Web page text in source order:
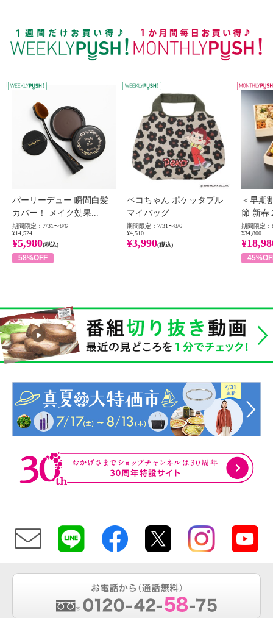
WEEKLY PUSH
パーリーデュー 瞬間白髪
カバー！ メイク効果...
期間限定：7/31〜8/6
¥14,524
¥5,980(税込)
58%OFF
ペコちゃん ポケッタブル
マイバッグ
期間限定：7/31〜8/6
¥4,510
¥3,990(税込)
＜早期
節 新春
期間限定：
¥34,800